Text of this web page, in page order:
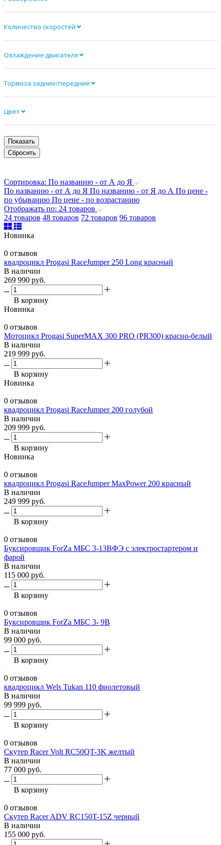
Количество скоростей
Охлаждение двигателя
Тормоза задние/передние
Цвет
Сортировка: По названию - от А до Я
По названию - от А до Я По названию - от Я до А По цене -
по убыванию По цене - по возрастанию
Отображать по: 24 товаров
24 товаров 48 товаров 72 товаров 96 товаров
Новинка
0 отзывов
квадроцикл Progasi RaceJumper 250 Long красный
В наличии
269 990 руб.
В корзину
Новинка
0 отзывов
Мотоцикл Progasi SuperMAX 300 PRO (PR300) красно-белый
В наличии
219 999 руб.
В корзину
Новинка
0 отзывов
квадроцикл Progasi RaceJumper 200 голубой
В наличии
209 999 руб.
В корзину
Новинка
0 отзывов
квадроцикл Progasi RaceJumper MaxPower 200 красный
В наличии
249 999 руб.
В корзину
0 отзывов
Буксировщик ForZa МБС 3-13ВФЭ с электростартером и
фарой
В наличии
115 000 руб.
В корзину
0 отзывов
Буксировщик ForZa МБС 3- 9В
В наличии
99 000 руб.
В корзину
0 отзывов
квадроцикл Wels Tukan 110 фиолетовый
В наличии
99 999 руб.
В корзину
0 отзывов
Скутер Racer Volt RC50QT-3K желтый
В наличии
77 000 руб.
В корзину
0 отзывов
Скутер Racer ADV RC150T-15Z черный
В наличии
155 000 руб.